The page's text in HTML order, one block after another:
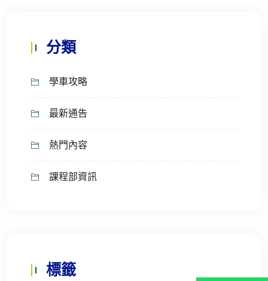
分類
學車攻略
最新通告
熱門內容
課程部資訊
標籤